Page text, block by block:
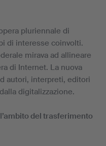
pluriennale di
di interesse coinvolti.
mirava ad allineare
di Internet. La nuova
autori, interpreti, editori
digitalizzazione.
del trasferimento